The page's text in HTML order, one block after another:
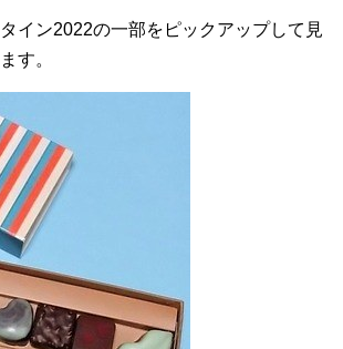
イン2022の一部をピックアップして見
す。